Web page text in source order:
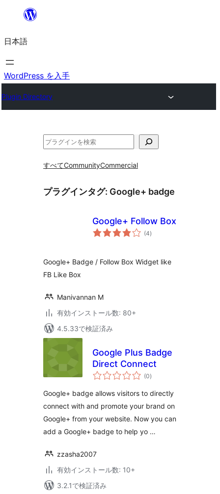
を
ス
キ
プ
日本語
WordPress を入手
Plugin Directory
検
すべてCommunityCommercial
プラグインタグ: Google+ badge
Google+ Follow Box
(4個
の)
Google+ Badge / Follow Box Widget like
FB Like Box
Manivannan M
有効インストール数: 80+
4.5.33で検証済み
Google Plus Badge
Direct Connect
(0個
の
価
)
Google+ badge allows visitors to directly
connect with and promote your brand on
Google+ from your website. Now you can
add a Google+ badge to help yo …
zzasha2007
有効インストール数: 10+
3.2.1で検証済み